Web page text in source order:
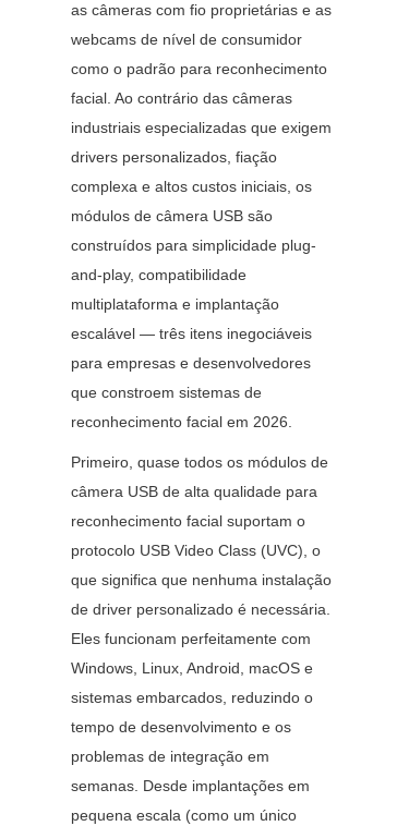
as câmeras com fio proprietárias e as
webcams de nível de consumidor
como o padrão para reconhecimento
facial. Ao contrário das câmeras
industriais especializadas que exigem
drivers personalizados, fiação
complexa e altos custos iniciais, os
módulos de câmera USB são
construídos para simplicidade plug-
and-play, compatibilidade
multiplataforma e implantação
escalável — três itens inegociáveis
para empresas e desenvolvedores
que constroem sistemas de
reconhecimento facial em 2026.
Primeiro, quase todos os módulos de
câmera USB de alta qualidade para
reconhecimento facial suportam o
protocolo USB Video Class (UVC), o
que significa que nenhuma instalação
de driver personalizado é necessária.
Eles funcionam perfeitamente com
Windows, Linux, Android, macOS e
sistemas embarcados, reduzindo o
tempo de desenvolvimento e os
problemas de integração em
semanas. Desde implantações em
pequena escala (como um único